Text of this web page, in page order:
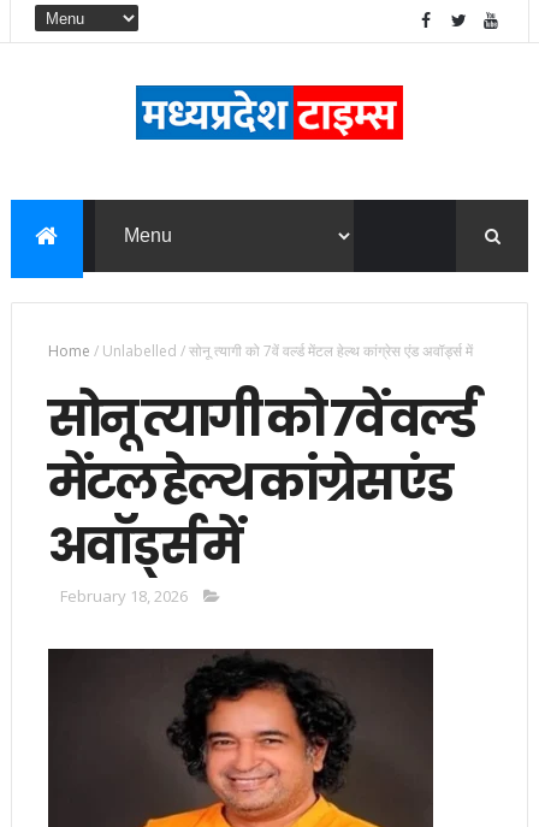
Home /Unlabelled /सोनू त्यागी को 7वें वर्ल्ड मेंटल हेल्थ कांग्रेस एंड अवॉर्ड्स में
सोनू त्यागी को 7वें वर्ल्ड
मेंटल हेल्थ कांग्रेस एंड
अवॉर्ड्स में
February 18, 2026